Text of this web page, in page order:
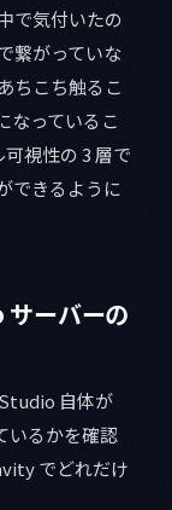
で気付いたの
繋がっていな
ちこち触るこ
なっているこ
視性の 3 層で
できるように
ーバーの
自体が
いるかを確認
でどれだけ